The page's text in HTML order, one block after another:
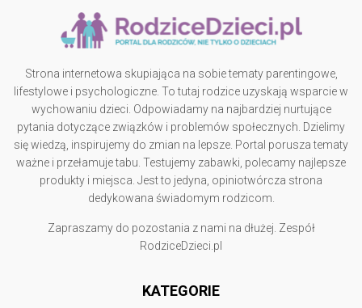
Strona internetowa skupiająca na sobie tematy parentingowe,
lifestylowe i psychologiczne. To tutaj rodzice uzyskają wsparcie w
wychowaniu dzieci. Odpowiadamy na najbardziej nurtujące
pytania dotyczące związków i problemów społecznych. Dzielimy
się wiedzą, inspirujemy do zmian na lepsze. Portal porusza tematy
ważne i przełamuje tabu. Testujemy zabawki, polecamy najlepsze
produkty i miejsca. Jest to jedyna, opiniotwórcza strona
dedykowana świadomym rodzicom.
Zapraszamy do pozostania z nami na dłużej. Zespół
RodziceDzieci.pl
KATEGORIE